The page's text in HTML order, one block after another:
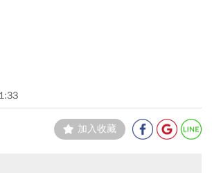
加入收藏